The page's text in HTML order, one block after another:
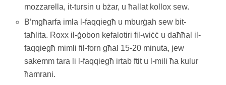
mozzarella, it-tursin u bżar, u ħallat kollox sew.
B’mgħarfa imla l-faqqiegħ u mburġah sew bit-
taħlita. Roxx il-ġobon kefalotiri fil-wiċċ u daħħal il-
faqqiegħ mimli fil-forn għal 15-20 minuta, jew
sakemm tara li l-faqqiegħ irtab ftit u l-mili ħa kulur
ħamrani.